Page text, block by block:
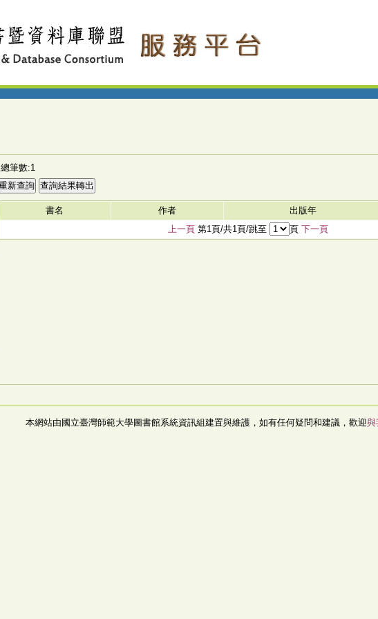
總筆數:1
書名 作者 出版年
上一頁第1頁/共1頁/跳至 頁 下一頁
本網站由國立臺灣師範大學圖書館系統資訊組建置與維護，如有任何疑問和建議，歡迎與